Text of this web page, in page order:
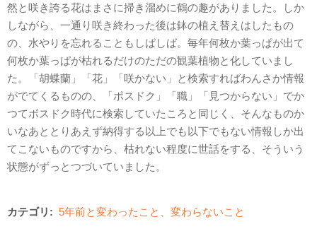
然と咲き誇る花はまさに掃き溜めに鶴の趣がありました。しか
しながら、一通り咲き終わった後は鉢の植え替えはしたもの
の、水やりを忘れることもしばしば。毎年何枚か葉っぱが出て
何枚か葉っぱが枯れるだけのただの観葉植物と化していまし
た。「胡蝶蘭」「花」「咲かない」と検索すればわんさか情報
がでてくるものの、「ポスドク」「職」「見つからない」でか
つてボスドク時代に検索していたころと同じく、そんなものか
いなあととりあえず納得する以上でも以下でもない情報しか出
てこないものですから、枯れない程度に世話をする、そういう
状態がずっとつづいていました。
カテゴリ: 5年前と変わったこと、変わらないこと